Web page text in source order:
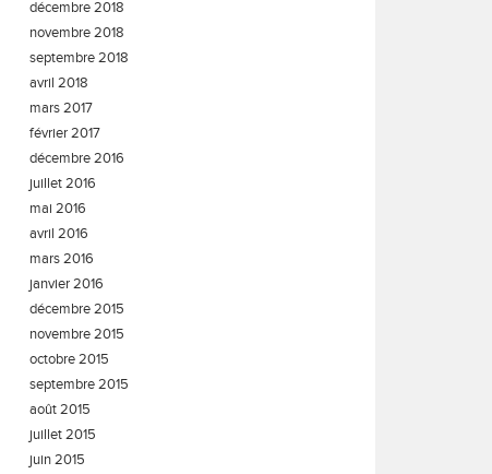
décembre 2018
novembre 2018
septembre 2018
avril 2018
mars 2017
février 2017
décembre 2016
juillet 2016
mai 2016
avril 2016
mars 2016
janvier 2016
décembre 2015
novembre 2015
octobre 2015
septembre 2015
août 2015
juillet 2015
juin 2015